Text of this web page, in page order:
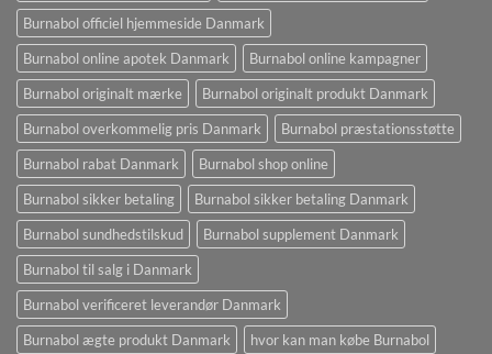
Burnabol officiel hjemmeside Danmark
Burnabol online apotek Danmark
Burnabol online kampagner
Burnabol originalt mærke
Burnabol originalt produkt Danmark
Burnabol overkommelig pris Danmark
Burnabol præstationsstøtte
Burnabol rabat Danmark
Burnabol shop online
Burnabol sikker betaling
Burnabol sikker betaling Danmark
Burnabol sundhedstilskud
Burnabol supplement Danmark
Burnabol til salg i Danmark
Burnabol verificeret leverandør Danmark
Burnabol ægte produkt Danmark
hvor kan man købe Burnabol